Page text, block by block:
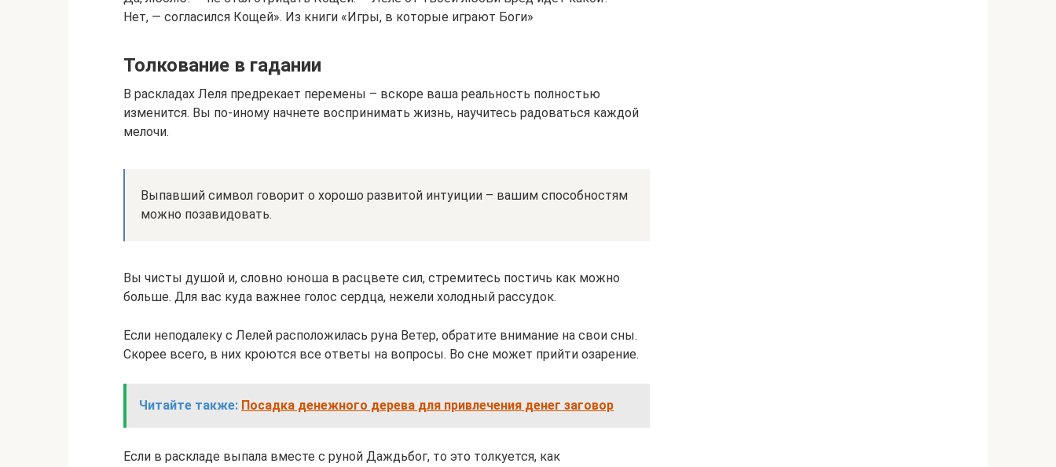
Нет, — согласился Кощей». Из книги «Игры, в которые играют Боги»
Толкование в гадании
В раскладах Леля предрекает перемены – вскоре ваша реальность полностью
изменится. Вы по-иному начнете воспринимать жизнь, научитесь радоваться каждой
мелочи.
Выпавший символ говорит о хорошо развитой интуиции – вашим способностям
можно позавидовать.
Вы чисты душой и, словно юноша в расцвете сил, стремитесь постичь как можно
больше. Для вас куда важнее голос сердца, нежели холодный рассудок.
Если неподалеку с Лелей расположилась руна Ветер, обратите внимание на свои сны.
Скорее всего, в них кроются все ответы на вопросы. Во сне может прийти озарение.
Читайте также: Посадка денежного дерева для привлечения денег заговор
Если в раскладе выпала вместе с руной Даждьбог, то это толкуется, как